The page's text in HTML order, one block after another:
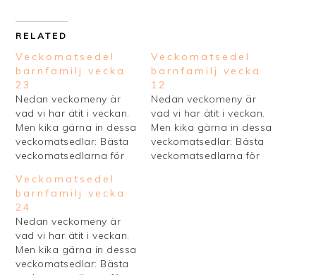
RELATED
Veckomatsedel
barnfamilj vecka
23
Nedan veckomeny är
vad vi har ätit i veckan.
Men kika gärna in dessa
veckomatsedlar: Bästa
veckomatsedlarna för
veckomatsedlar
husmanskost Vill du ha
en egen mall för din
veckoplanering så kolla
in dessa snygga mallar
för veckomatsedel du
kan skriva ut.
Veckomatsedel
barnfamilj vecka
12
Nedan veckomeny är
vad vi har ätit i veckan.
Men kika gärna in dessa
veckomatsedlar: Bästa
veckomatsedlarna för
Veckomatsedel
barnfamilj vecka
24
Nedan veckomeny är
vad vi har ätit i veckan.
Men kika gärna in dessa
veckomatsedlar: Bästa